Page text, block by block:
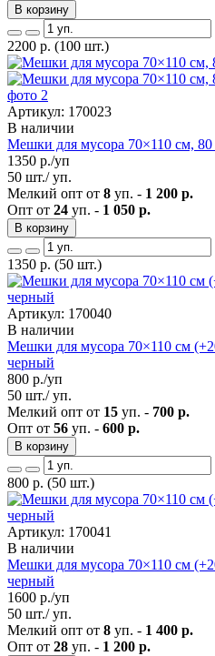
В корзину
2200 р. (100 шт.)
Артикул: 170023
В наличии
Мешки для мусора 70×110 см,
1350 р./уп
50 шт./ уп.
Мелкий опт от 8 уп. - 1 200 р.
Опт от 24 уп. - 1 050 р.
В корзину
1350 р. (50 шт.)
Артикул: 170040
В наличии
Мешки для мусора 70×110 см
черный
800 р./уп
50 шт./ уп.
Мелкий опт от 15 уп. - 700 р.
Опт от 56 уп. - 600 р.
В корзину
800 р. (50 шт.)
Артикул: 170041
В наличии
Мешки для мусора 70×110 см
черный
1600 р./уп
50 шт./ уп.
Мелкий опт от 8 уп. - 1 400 р.
Опт от 28 уп. - 1 200 р.